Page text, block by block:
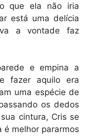
que ela não iria
está uma delícia
a vontade faz
e empina a
fazer aquilo era
uma espécie de
os dedos
cintura, Cris se
melhor pararmos